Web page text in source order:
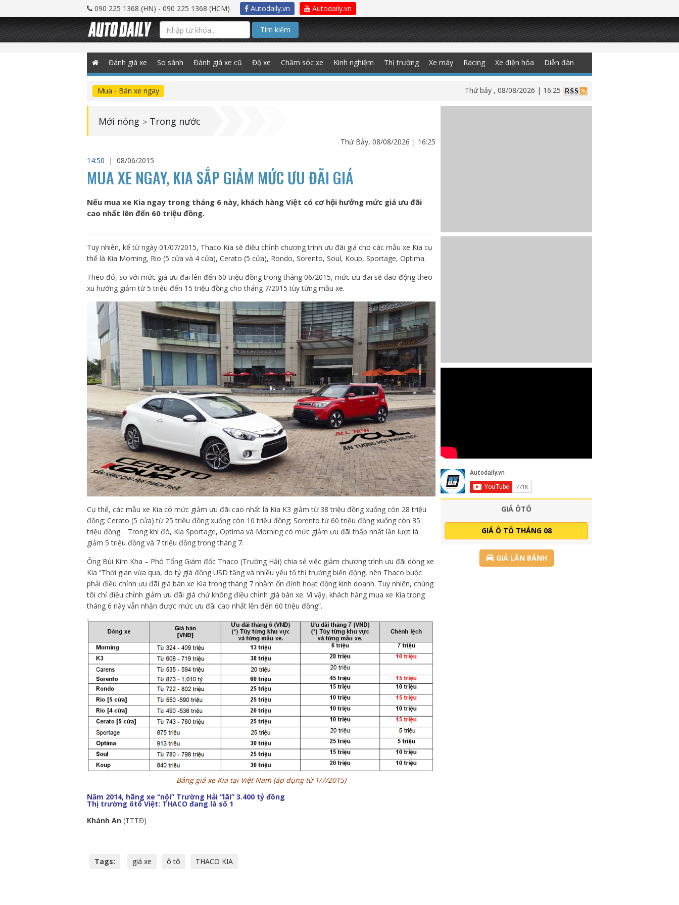
090 225 1368 (HN) - 090 225 1368 (HCM) Autodaily.vn Autodaily.vn
Tìm kiếm
Đánh giá xe So sánh Đánh giá xe cũ Độ xe Chăm sóc xe Kinh nghiệm Thị trường Xe máy Racing Xe điện hóa Diễn đàn
Mua - Bán xe ngay Thứ bảy , 08/08/2026 | 16:25
Mới nóng > Trong nước
Thứ Bảy, 08/08/2026 | 16:25
14:50
| 08/06/2015
MUA XE NGAY, KIA SẮP GIẢM MỨC ƯU ĐÃI GIÁ
Nếu mua xe Kia ngay trong tháng 6 này, khách hàng Việt có cơ hội hưởng mức giá ưu đãi
cao nhất lên đến 60 triệu đồng.
Tuy nhiên, kể từ ngày 01/07/2015, Thaco Kia sẽ điều chỉnh chương trình ưu đãi giá cho các mẫu xe Kia cụ
thể là Kia Morning, Rio (5 cửa và 4 cửa), Cerato (5 cửa), Rondo, Sorento, Soul, Koup, Sportage, Optima.
Theo đó, so với mức giá ưu đãi lên đến 60 triệu đồng trong tháng 06/2015, mức ưu đãi sẽ dao động theo
xu hướng giảm từ 5 triệu đến 15 triệu đồng cho tháng 7/2015 tùy từng mẫu xe.
Cụ thể, các mẫu xe Kia có mức giảm ưu đãi cao nhất là Kia K3 giảm từ 38 triệu đồng xuống còn 28 triệu
đồng; Cerato (5 cửa) từ 25 triệu đồng xuống còn 10 triệu đồng; Sorento từ 60 triệu đồng xuống còn 35
triệu đồng… Trong khi đó, Kia Sportage, Optima và Morning có mức giảm ưu đãi thấp nhất lần lượt là
giảm 5 triệu đồng và 7 triệu đồng trong tháng 7.
Ông Bùi Kim Kha – Phó Tổng Giám đốc Thaco (Trường Hải) chia sẻ việc giảm chương trình ưu đãi dòng xe
Kia “Thời gian vừa qua, do tỷ giá đồng USD tăng và nhiều yếu tố thị trường biến động, nên Thaco buộc
phải điều chỉnh ưu đãi giá bán xe Kia trong tháng 7 nhằm ổn định hoạt động kinh doanh. Tuy nhiên, chúng
tôi chỉ điều chỉnh giảm ưu đãi giá chứ không điều chỉnh giá bán xe. Vì vậy, khách hàng mua xe Kia trong
tháng 6 này vẫn nhận được mức ưu đãi cao nhất lên đến 60 triệu đồng”.
Bảng giá xe Kia tại Việt Nam (áp dụng từ 1/7/2015)
Năm 2014, hãng xe “nội” Trường Hải “lãi” 3.400 tỷ đồng
Thị trường ôtô Việt: THACO đang là số 1
Khánh An (TTTĐ)
Tags: giá xe ô tô THACO KIA
GIÁ ÔTÔ
GIÁ Ô TÔ THÁNG 08
GIÁ LĂN BÁNH